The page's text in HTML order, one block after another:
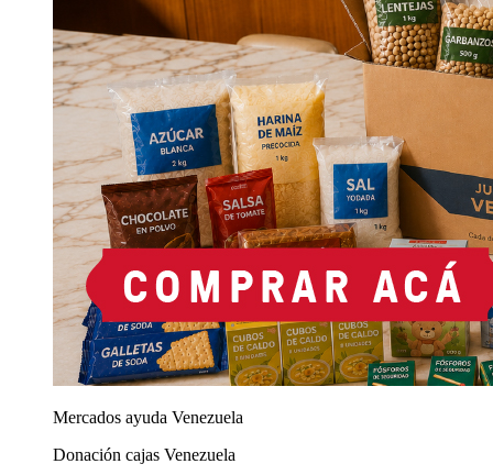
Mercados ayuda Venezuela
Donación cajas Venezuela